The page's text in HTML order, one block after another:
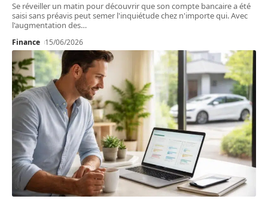
Se réveiller un matin pour découvrir que son compte bancaire a été
saisi sans préavis peut semer l'inquiétude chez n'importe qui. Avec
l'augmentation des…
Finance 15/06/2026